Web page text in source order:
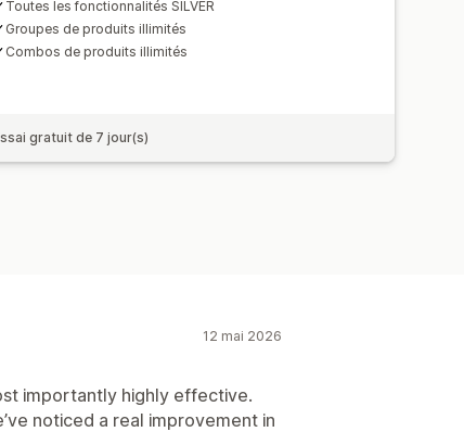
Toutes les fonctionnalités SILVER
Groupes de produits illimités
Combos de produits illimités
gratuit de 7 jour(s)
12 mai 2026
importantly highly effective.
noticed a real improvement in